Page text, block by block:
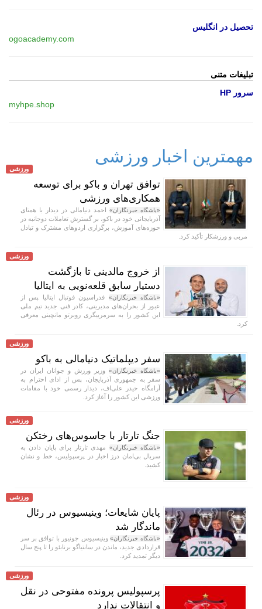
تحصیل در انگلیس
ogoacademy.com
تبلیغات متنی
سرور HP
myhpe.shop
مهمترین اخبار ورزشی
ورزشی
توافق تهران و باکو برای توسعه
همکاری‌های ورزشی
«باشگاه خبرنگاران» احمد دنیامالی در دیدار با همتای
آذربایجانی خود در باکو، بر گسترش تعاملات دوجانبه در
حوزه‌های آموزش، برگزاری اردو‌های مشترک و تبادل
مربی و ورزشکار تأکید کرد.
ورزشی
از خروج مالدینی تا بازگشت
دستیار سابق قلعه‌نویی به ایتالیا
«باشگاه خبرنگاران» فدراسیون فوتبال ایتالیا پس از
عبور از بحران‌های مدیریتی، کادر فنی جدید تیم ملی
این کشور را به سرمربیگری روبرتو مانچینی معرفی
کرد.
ورزشی
سفر دیپلماتیک دنیامالی به باکو
«باشگاه خبرنگاران» وزیر ورزش و جوانان ایران در
سفر به جمهوری آذربایجان، پس از ادای احترام به
آرامگاه حیدر علی‌اف، دیدار رسمی خود با مقامات
ورزشی این کشور را آغاز کرد.
ورزشی
جنگ تارتار با جاسوس‌های رختکن
«باشگاه خبرنگاران» مهدی تارتار برای پایان دادن به
سریال بی‌امان درز اخبار در پرسپولیس، خط و نشان
کشید.
ورزشی
پایان شایعات؛ وینیسیوس در رئال
ماندگار شد
«باشگاه خبرنگاران»وینیسیوس جونیور با توافق بر سر
قراردادی جدید، ماندن در سانتیاگو برنابئو را تا پنج سال
دیگر تمدید کرد.
ورزشی
پرسپولیس پرونده مفتوحی در نقل
و انتقالات ندارد